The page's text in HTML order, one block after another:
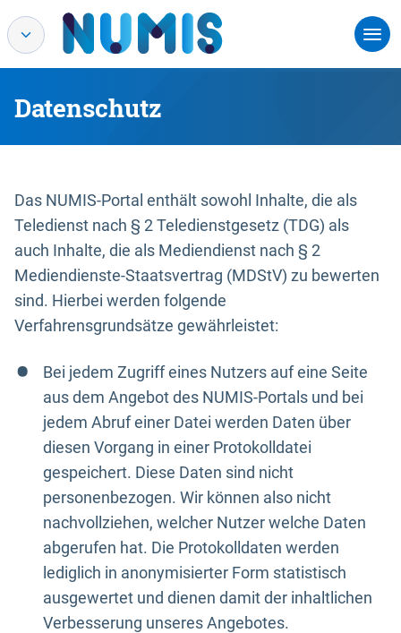
Datenschutz
Das NUMIS-Portal enthält sowohl Inhalte, die als
Teledienst nach § 2 Teledienstgesetz (TDG) als
auch Inhalte, die als Mediendienst nach § 2
Mediendienste-Staatsvertrag (MDStV) zu bewerten
sind. Hierbei werden folgende
Verfahrensgrundsätze gewährleistet:
Bei jedem Zugriff eines Nutzers auf eine Seite
aus dem Angebot des NUMIS-Portals und bei
jedem Abruf einer Datei werden Daten über
diesen Vorgang in einer Protokolldatei
gespeichert. Diese Daten sind nicht
personenbezogen. Wir können also nicht
nachvollziehen, welcher Nutzer welche Daten
abgerufen hat. Die Protokolldaten werden
lediglich in anonymisierter Form statistisch
ausgewertet und dienen damit der inhaltlichen
Verbesserung unseres Angebotes.